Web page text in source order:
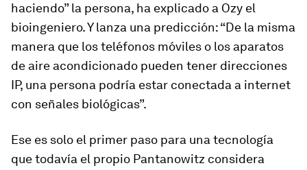
haciendo” la persona, ha explicado a Ozy el
bioingeniero. Y lanza una predicción: “De la misma
manera que los teléfonos móviles o los aparatos
de aire acondicionado pueden tener direcciones
IP, una persona podría estar conectada a internet
con señales biológicas”.
Ese es solo el primer paso para una tecnología
que todavía el propio Pantanowitz considera